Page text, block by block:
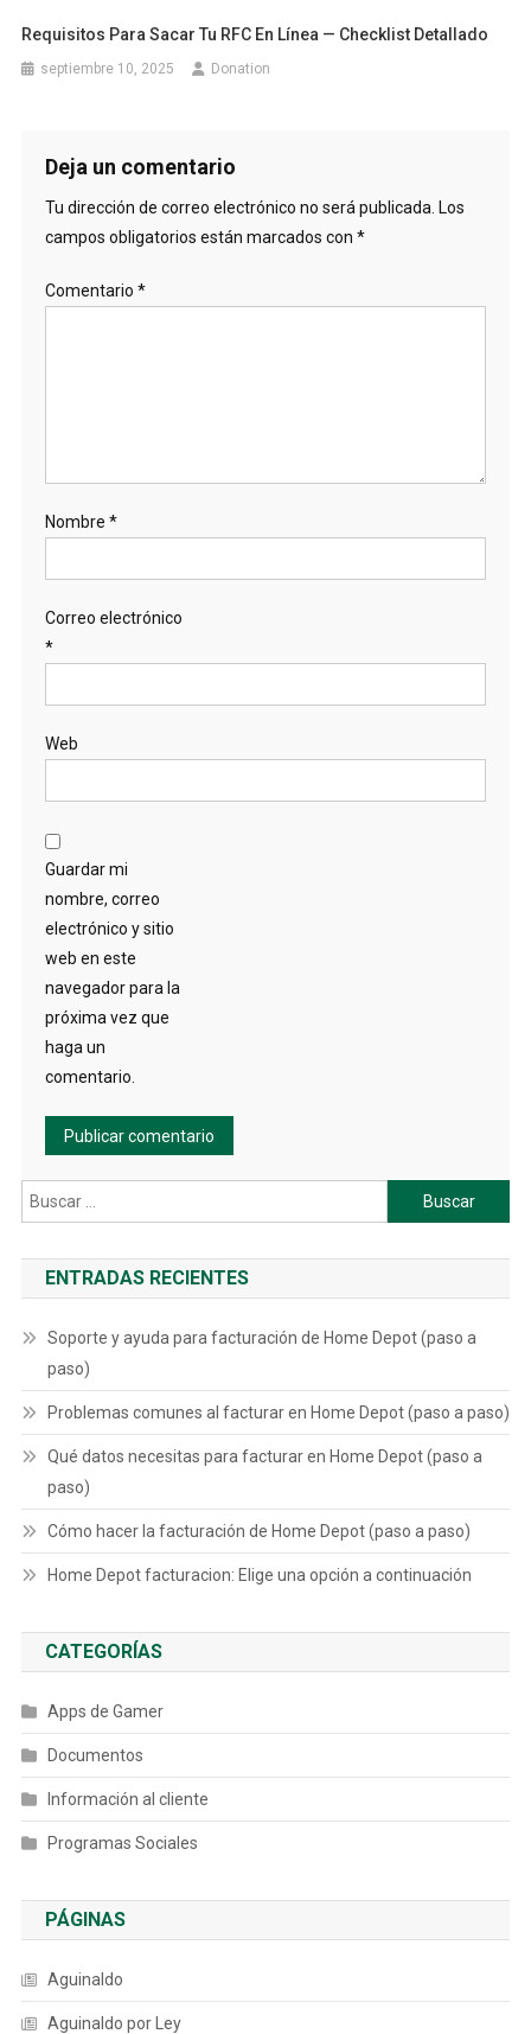
Requisitos Para Sacar Tu RFC En Línea — Checklist Detallado
septiembre 10, 2025 Donation
Deja un comentario
Tu dirección de correo electrónico no será publicada. Los
campos obligatorios están marcados con *
Comentario *
Nombre *
Correo electrónico
*
Web
Guardar mi
nombre, correo
electrónico y sitio
web en este
navegador para la
próxima vez que
haga un
comentario.
Buscar:
ENTRADAS RECIENTES
Soporte y ayuda para facturación de Home Depot (paso a
paso)
Problemas comunes al facturar en Home Depot (paso a paso)
Qué datos necesitas para facturar en Home Depot (paso a
paso)
Cómo hacer la facturación de Home Depot (paso a paso)
Home Depot facturacion: Elige una opción a continuación
CATEGORÍAS
Apps de Gamer
Documentos
Información al cliente
Programas Sociales
PÁGINAS
Aguinaldo
Aguinaldo por Ley